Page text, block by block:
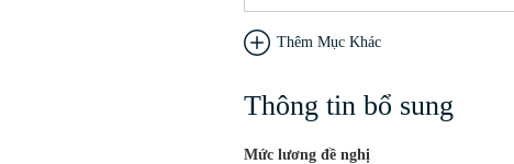
Thêm Mục Khác
Thông tin bổ sung
Mức lương đề nghị